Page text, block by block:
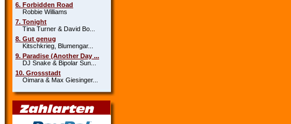
6. Forbidden Road
Robbie Williams
7. Tonight
Tina Turner & David Bo...
8. Gut genug
Kitschkrieg, Blumengar...
9. Paradise (Another Day ...
DJ Snake & Bipolar Sun...
10. Grossstadt
Oimara & Max Giesinger...